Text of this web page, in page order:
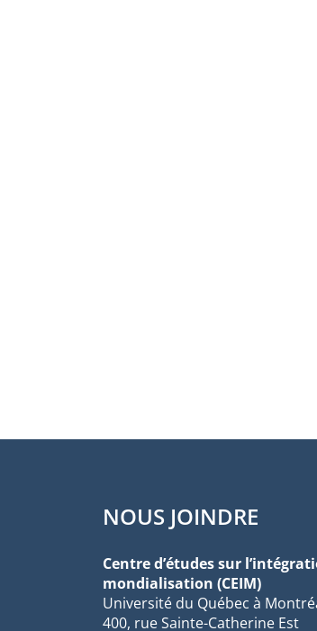
NOUS JOINDRE
Centre d’études sur
mondialisation (CEIM)
Université du Québec à
400, rue Sainte-Catherine Est